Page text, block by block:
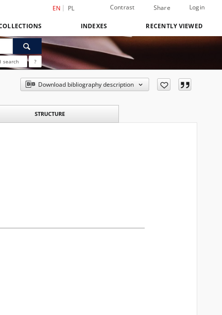
EN PL Contrast Share Login
INDEXES RECENTLY VIEWED
search ?
Download bibliography description
STRUCTURE